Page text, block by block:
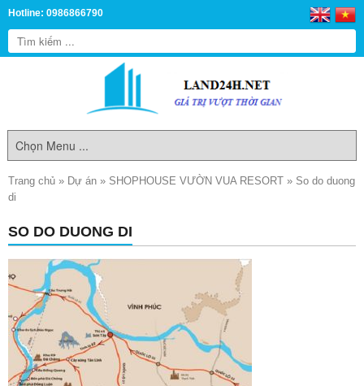
Hotline: 0986866790
Trang chủ » Dự án » SHOPHOUSE VƯỜN VUA RESORT » So do duong
di
SO DO DUONG DI